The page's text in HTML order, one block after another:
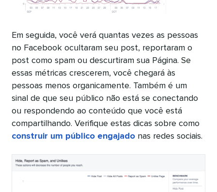
Em seguida, você verá quantas vezes as pessoas
no Facebook ocultaram seu post, reportaram o
post como spam ou descurtiram sua Página. Se
essas métricas crescerem, você chegará às
pessoas menos organicamente. Também é um
sinal de que seu público não está se conectando
ou respondendo ao conteúdo que você está
compartilhando. Verifique estas dicas sobre como
construir um público engajado nas redes sociais.